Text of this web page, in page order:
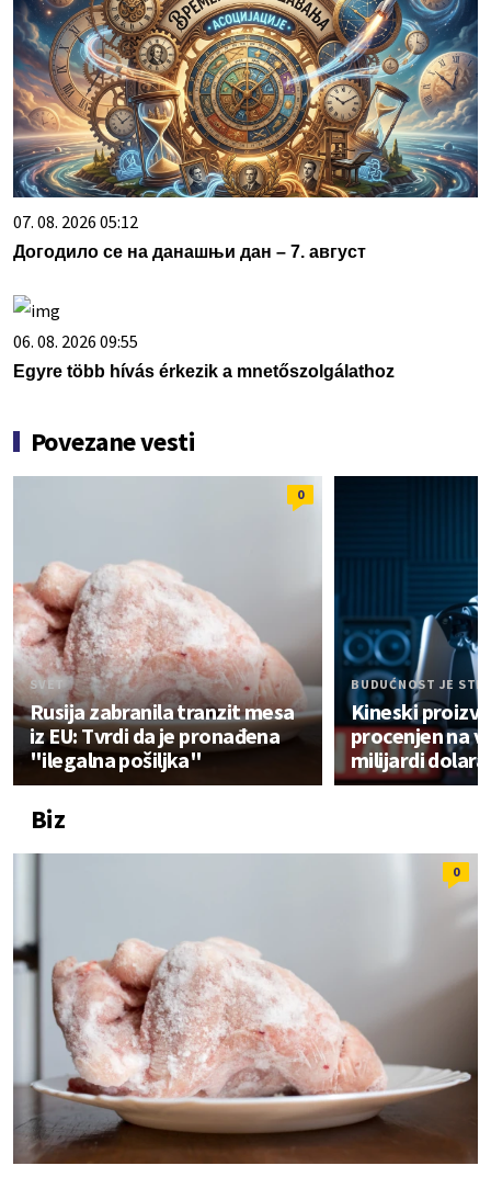
07. 08. 2026 05:12
Догодило се на данашњи дан – 7. август
06. 08. 2026 09:55
Egyre több hívás érkezik a mnetőszolgálathoz
Povezane vesti
0
SVET
Rusija zabranila tranzit mesa
iz EU: Tvrdi da je pronađena
"ilegalna pošiljka"
BUDUĆNOST JE
Kineski
procenjen na
milijardi dolara
Biz
0